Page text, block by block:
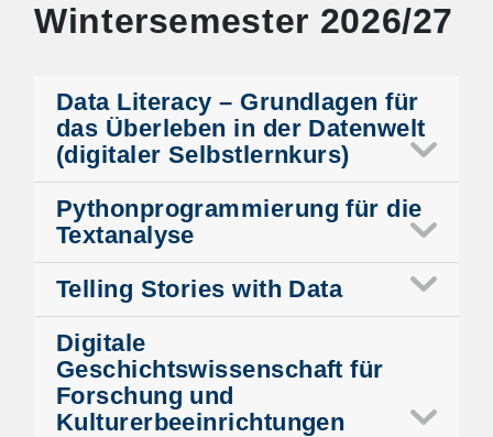
Wintersemester 2026/27
Data Literacy – Grundlagen für
das Überleben in der Datenwelt
(digitaler Selbstlernkurs)
Pythonprogrammierung für die
Textanalyse
Telling Stories with Data
Digitale
Geschichtswissenschaft für
Forschung und
Kulturerbeeinrichtungen